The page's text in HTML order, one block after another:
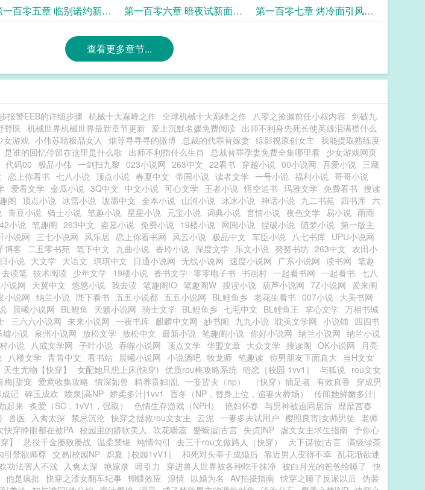
心浮尘扰
一百零五章 临别诺约新炊
第一百零六章 暗夜试新面晨
第一百零七章 烤冷面引风波
查看更多章节...
报警EEB的详细步骤 机械十大巅峰之作 全球机械十大巅峰之作 八零之捡漏前任小叔内容 剑破九
野医 机械世界机械世界最新章节更新 爱上沉默名媛免费阅读 出师不利身先死长使英雄泪满襟什么
女游戏 小伟苏睛极品女人 烟荨寻寻寻的微博 总裁的代罪替嫁妻 综影视原创女主 我能提取熟练度
是谁的回忆停留在这里是什么歌 出师不利指什么生肖 总裁替罪孕妻免费全集哪里看 少女游戏网页
代码00 极品小伟 一剑扫九黎 023小说网 263中文 22看书 穿越小说 00小说网 吾爱小说 三藏
恋上你看书 七八小说 顶点小说 春夏中文 帝国小说 读者文学 一号小说 福利小说 哥哥小说
爱看文学 金瓜小说 3Q中文 中文小说 可心文学 王者小说 悟空追书 玛雅文学 免费看书 搜读
阁 顶点小说 冰雪小说 泼墨中文 全本小说 山河小说 冰冰小说 神话小说 九二书苑 四书库 六
青豆小说 骑士小说 笔趣小说 星星小说 元宝小说 词典小说 言情小说 夜色文学 易小说 雨雨
42小说 笔趣阁 263中文 盗墓小说 免费小说 19楼小说 网阅小说 捏破小说 随梦小说 第一版主
小说网 三七小说网 风乐居 恋上你看书网 风云小说 极品中文 车臣小说 八七书库 UPU小说网
博客 二五零书苑 笔下中文 九曲小说 香玲小说 深度文学 乐文小说 努努书坊 263中文 农田小
小说 大文学 大语文 琪琪中文 日通小说网 无线小说网 速度小说网 广东小说网 读书网 笔趣
去读笔 技术阅读 少年文学 19楼小说 香书文学 零零电子书 书画村 一起看书网 一起看书 七八
说网 天翼中文 悠悠小说 我去读 笔趣阁IO 笔趣阁W 搜读小说 葫芦小说网 7Z小说网 爱来阁
小说网 纳兰小说 陛下看书 五五小说都 五五小说网 BL鲤鱼乡 老花生看书 007小说 大美书网
晨曦小说网 BL鲤鱼 天籁小说网 骑士文学 BL鲤鱼乡 七毛中文 BL鲤鱼王 掌心文学 万相书城
三六六小说网 未来小说网 一夜书库 麒麟中文网 妙书阁 九九小说 耽美文学网 小说铺 四四书
墟小说 泉州小说网 放松文学 放松中文 最新小说 笔趣阁小说 你好小说网 纳兰小说网 纳兰小说
小说 八戒文学网 子叶小说 吞噬小说网 顶点文学 华盟文章 大众文学 搜读阁 OK小说网
月亮
八楼文学 青青中文 看书站 晨曦小说网 小说酒吧 牧龙师 笔趣读 你男朋友下面真大 当H文女
天生尤物【快穿】 女配她只想上床(快穿) 优质rou棒攻略系统 暗恋［校园 1vv1］ 与狐说 rou文女
梅|甜宠 爱意收集攻略 情深如兽 精养贵妇|乱 一妾皆夫（np） （快穿）插足者 有效真香 穿成男
记 碎玉成欢 喷泉|高NP 娇柔多汁|1vv1 盲冬（NP，替身上位，追妻火葬场）
传闻她鲜嫩多汁|
起来 炙爱（SC，1vV1，强取） 色情生存游戏（NPH） 艳妇怀春 与男神被迫同居后 靡靡宫春
兽医 入禽太深 禁忌沉沦 快穿之拯救rou文女主 云泥 一妻多夫试用户 樱照良宵|女师男徒 老师
快穿睁眼都在被PA 校园里的娇软美人 吹花嚼蕊 蹙蛾眉|古言 失贞|NP 虐文女主求生指南 予你心
】 恶役千金屡败屡战 温柔禁锢 纯情勾引 去三千rou文做路人（快穿） 天下谋妆|古言 满级绿茶
引禁欲师尊 交易|校园NP 炽夏［校园1vV1］ 和死对头奉子成婚后 靠近男人变得不幸 乱花渐欲迷
功法害人不浅 入禽太深 艳嫁录 暗引力 穿进兽人世界被各种吃干抹净 被白月光的爸爸给睡了 快
他是疯批 快穿之渣女翻车纪事 蝴蝶效应 浪情 以婚为名 AV拍摄指南 快穿之睡了反派以后 伪装